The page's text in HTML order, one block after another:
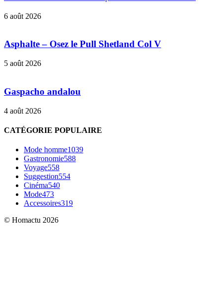
6 août 2026
Asphalte – Osez le Pull Shetland Col V
5 août 2026
Gaspacho andalou
4 août 2026
CATÉGORIE POPULAIRE
Mode homme1039
Gastronomie588
Voyage558
Suggestion554
Cinéma540
Mode473
Accessoires319
© Homactu 2026